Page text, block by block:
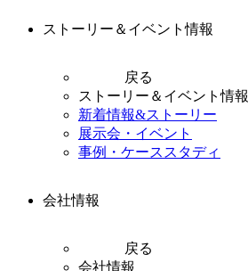
ストーリー＆イベント情報
戻る
ストーリー＆イベント情報
新着情報&ストーリー
展示会・イベント
事例・ケーススタディ
会社情報
戻る
会社情報